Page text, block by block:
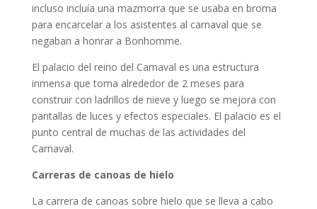
incluso incluía una mazmorra que se usaba en broma
para encarcelar a los asistentes al carnaval que se
negaban a honrar a Bonhomme.
El palacio del reino del Carnaval es una estructura
inmensa que toma alrededor de 2 meses para
construir con ladrillos de nieve y luego se mejora con
pantallas de luces y efectos especiales. El palacio es el
punto central de muchas de las actividades del
Carnaval.
Carreras de canoas de hielo
La carrera de canoas sobre hielo que se lleva a cabo